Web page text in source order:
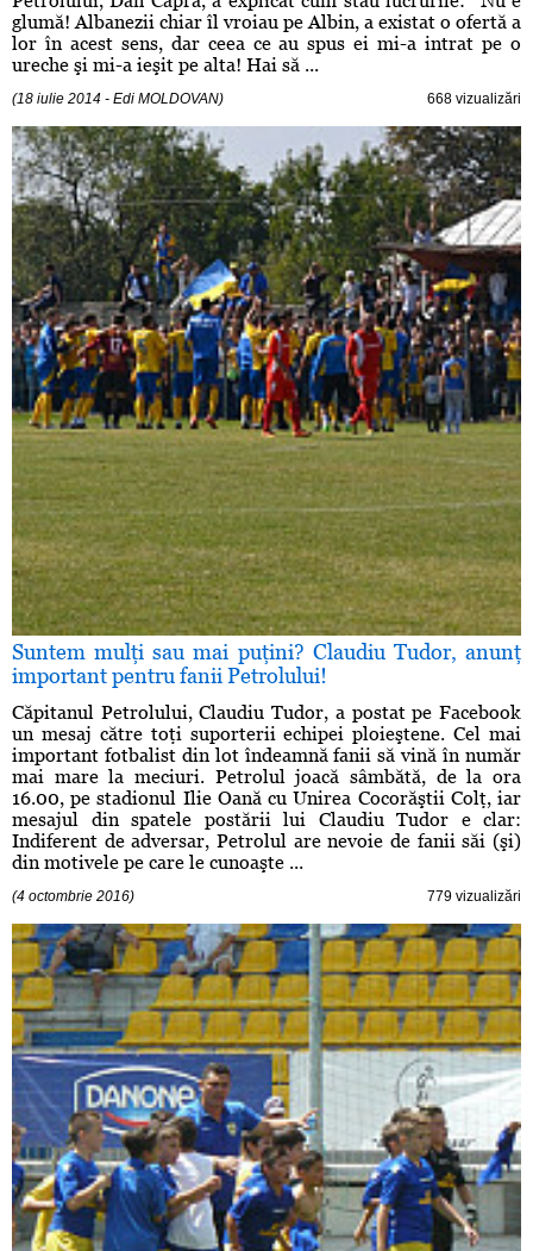
glumă! Albanezii chiar îl vroiau pe Albin, a existat o ofertă a
lor în acest sens, dar ceea ce au spus ei mi-a intrat pe o
ureche şi mi-a ieşit pe alta! Hai să ...
(18 iulie 2014 - Edi MOLDOVAN) 668 vizualizări
Suntem mulţi sau mai puţini? Claudiu Tudor, anunţ
important pentru fanii Petrolului!
Căpitanul Petrolului, Claudiu Tudor, a postat pe Facebook
un mesaj către toţi suporterii echipei ploieştene. Cel mai
important fotbalist din lot îndeamnă fanii să vină în număr
mai mare la meciuri. Petrolul joacă sâmbătă, de la ora
16.00, pe stadionul Ilie Oană cu Unirea Cocorăştii Colţ, iar
mesajul din spatele postării lui Claudiu Tudor e clar:
Indiferent de adversar, Petrolul are nevoie de fanii săi (şi)
din motivele pe care le cunoaşte ...
(4 octombrie 2016) 779 vizualizări